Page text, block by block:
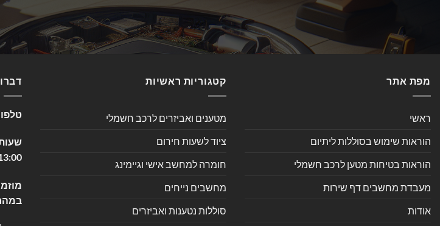
מפת אתר
ראשי
הוראות שימוש בסוללות ליתיום
הוראות בטיחות מטען לרכב חשמלי
מעבדת מחשבים דף שירות
אודות
קטגוריות ראשיות
מטענים ואביזרים לרכב חשמלי
ציוד לשעות חירום
חומרה למחשב אישי וגיימינג
מחשבים נייחים
סוללות נטענות ואביזרים